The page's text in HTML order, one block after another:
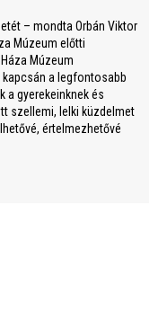
– mondta Orbán Viktor
Múzeum előtti
Múzeum
a legfontosabb
a gyerekeinknek és
szellemi, lelki küzdelmet
értelmezhetővé